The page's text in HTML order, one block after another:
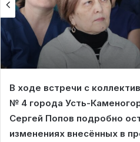
В ходе встречи с
№ 4 города Усть-
Сергей Попов подробно
изменениях внесённых в